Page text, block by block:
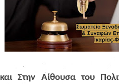
και Στην Αίθουσα του